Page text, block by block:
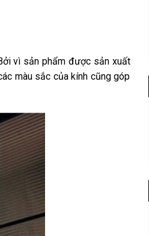
vì sản phẩm được sản xuất
màu sắc của kính cũng góp